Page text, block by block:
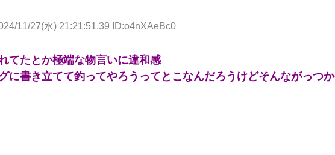
11/27(水) 21:21:51.39 ID:o4nXAeBc0
てたとか極端な物言いに違和感
に書き立てて釣ってやろうってとこなんだろうけどそんながっつか